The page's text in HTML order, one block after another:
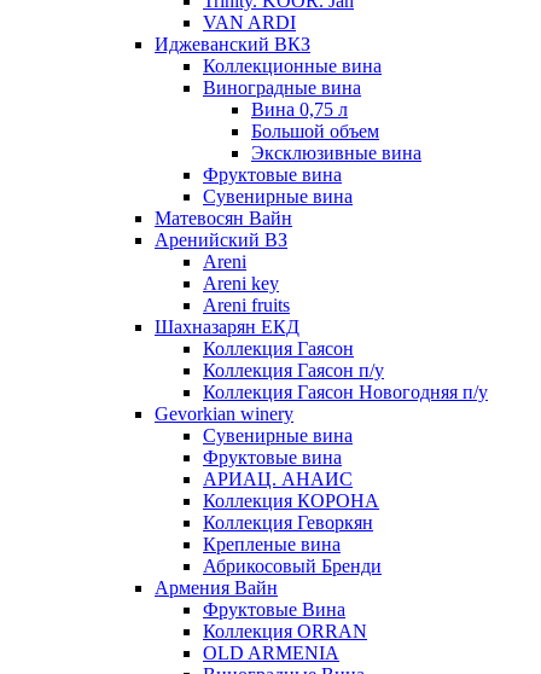
VAN ARDI
Иджеванский ВКЗ
Коллекционные вина
Виноградные вина
Вина 0,75 л
Большой объем
Эксклюзивные вина
Фруктовые вина
Cувенирные вина
Матевосян Вайн
Аренийский ВЗ
Areni
Areni key
Areni fruits
Шахназарян ЕКД
Коллекция Гаясон
Коллекция Гаясон п/у
Коллекция Гаясон Новогодняя п/у
Gevorkian winery
Сувенирные вина
Фруктовые вина
АРИАЦ. АНАИС
Коллекция КОРОНА
Коллекция Геворкян
Крепленые вина
Абрикосовый Бренди
Армения Вайн
Фруктовые Вина
Коллекция ORRAN
OLD ARMENIA